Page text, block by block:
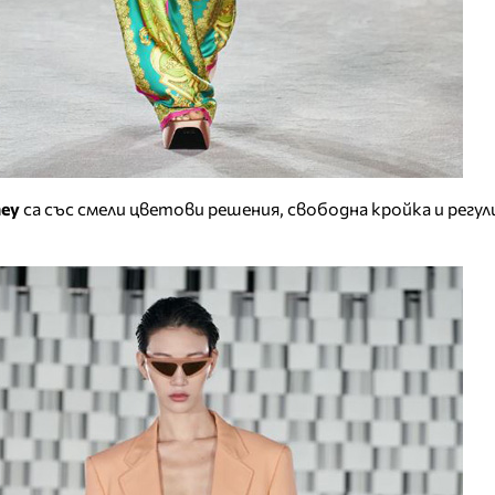
са със смели цветови решения, свободна кройка и